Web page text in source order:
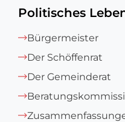
Politisches
Bürgermeister
Der Schöffenrat
Der Gemeinderat